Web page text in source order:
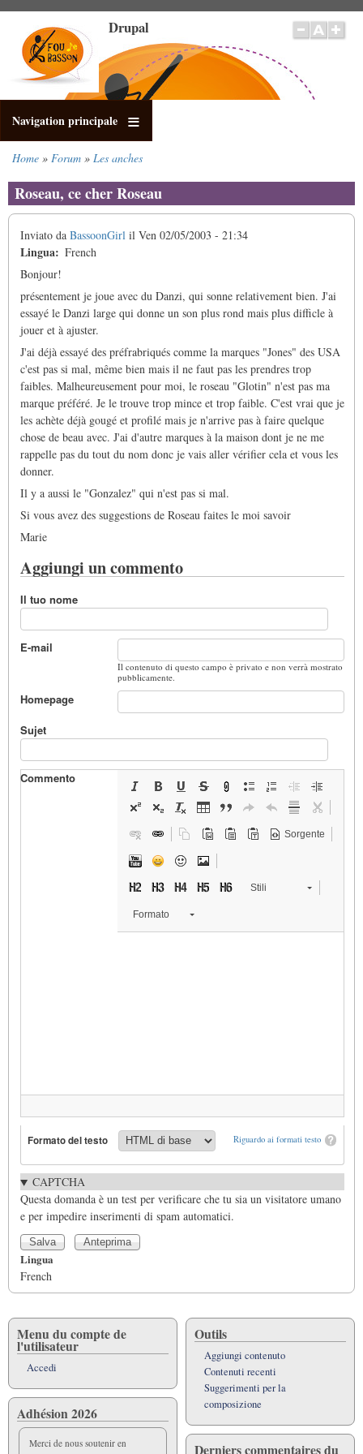
contenuto
principale
Drupal
Navigation principale
di
pane
Home Forum Les anches
Roseau, ce cher Roseau
Inviato da BassoonGirl il Ven 02/05/2003 - 21:34
Lingua
French
Bonjour!
présentement je joue avec du Danzi, qui sonne relativement bien. J'ai
essayé le Danzi large qui donne un son plus rond mais plus difficle à
jouer et à ajuster.
J'ai déjà essayé des préfrabriqués comme la marques "Jones" des USA
c'est pas si mal, même bien mais il ne faut pas les prendres trop
faibles. Malheureusement pour moi, le roseau "Glotin" n'est pas ma
marque préféré. Je le trouve trop mince et trop faible. C'est vrai que je
les achète déjà gougé et profilé mais je n'arrive pas à faire quelque
chose de beau avec. J'ai d'autre marques à la maison dont je ne me
rappelle pas du tout du nom donc je vais aller vérifier cela et vous les
donner.
Il y a aussi le "Gonzalez" qui n'est pas si mal.
Si vous avez des suggestions de Roseau faites le moi savoir
Marie
Aggiungi un commento
Il tuo nome
E-mail
Il contenuto di questo campo è privato e non verrà mostrato
pubblicamente.
Homepage
Sujet
Commento
Sorgente
Stili
Formato
Riguardo ai formati testo
Formato del testo
CAPTCHA
Questa domanda è un test per verificare che tu sia un visitatore umano
e per impedire inserimenti di spam automatici.
Lingua
French
Menu du compte de
l'utilisateur
Accedi
Adhésion 2026
Merci de nous soutenir en
Outils
Aggiungi contenuto
Contenuti recenti
Suggerimenti per la
composizione
Derniers commentaires du